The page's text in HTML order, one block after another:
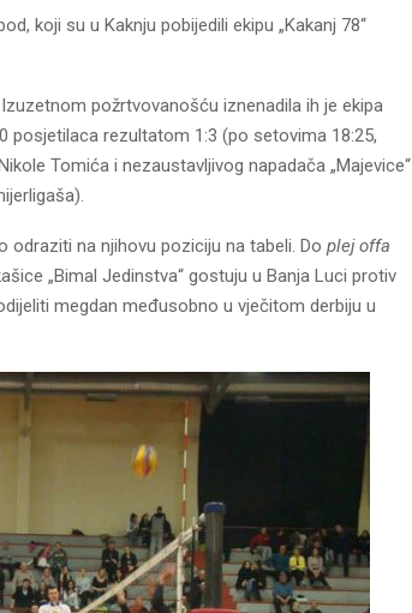
koji su u Kaknju pobijedili ekipu „Kakanj 78“
požrtvovanošću iznenadila ih je ekipa
posjetilaca rezultatom 1:3 (po setovima 18:25,
Tomića i nezaustavljivog napadača „Majevice“
odraziti na njihovu poziciju na tabeli. Do plej offa
„Bimal Jedinstva“ gostuju u Banja Luci protiv
megdan međusobno u vječitom derbiju u